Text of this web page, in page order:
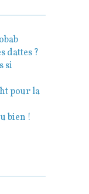
dattes ?
si
pour la
bien !